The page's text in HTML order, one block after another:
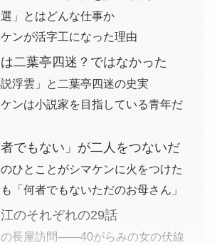
選」とはどんな仕事か
ンが活字工になった理由
二葉亭四迷？ではなかった
説浮雲」と二葉亭四迷の史実
ンは小説家を目指している青年だ
者でもない」が二人をつないだ
のひとことがシマケンに火をつけた
「何者でもないただのお母さん」
のそれぞれの29話
長屋訪問——40がらみの女の伏線